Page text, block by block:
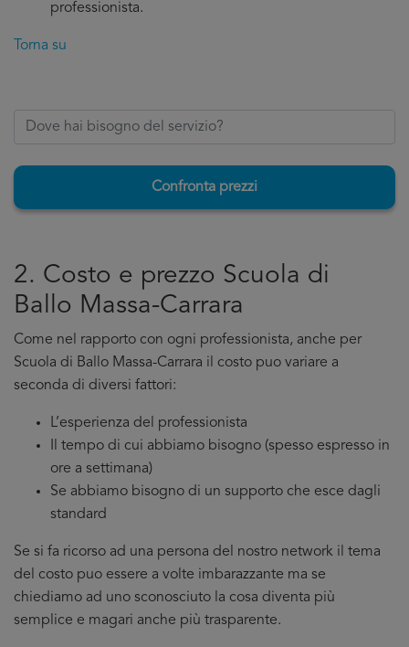
professionista.
Torna su
Confronta prezzi
2. Costo e prezzo Scuola di
Ballo Massa-Carrara
Come nel rapporto con ogni professionista, anche per
Scuola di Ballo Massa-Carrara il costo puo variare a
seconda di diversi fattori:
L’esperienza del professionista
Il tempo di cui abbiamo bisogno (spesso espresso in
ore a settimana)
Se abbiamo bisogno di un supporto che esce dagli
standard
Se si fa ricorso ad una persona del nostro network il tema
del costo puo essere a volte imbarazzante ma se
chiediamo ad uno sconosciuto la cosa diventa più
semplice e magari anche più trasparente.